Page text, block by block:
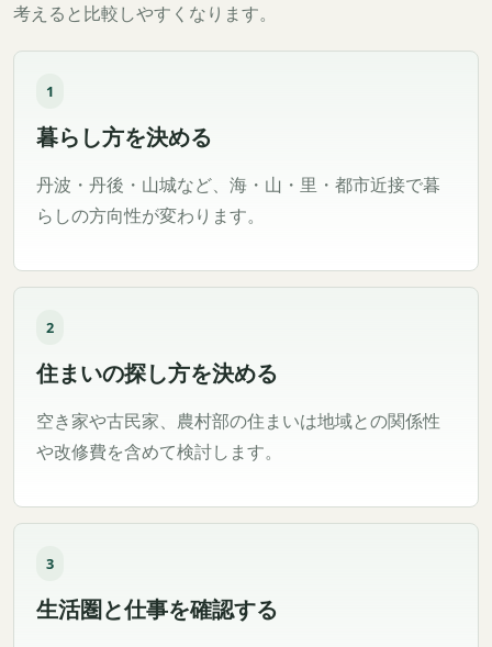
考えると比較しやすくなります。
1
暮らし方を決める
丹波・丹後・山城など、海・山・里・都市近接で暮
らしの方向性が変わります。
2
住まいの探し方を決める
空き家や古民家、農村部の住まいは地域との関係性
や改修費を含めて検討します。
3
生活圏と仕事を確認する